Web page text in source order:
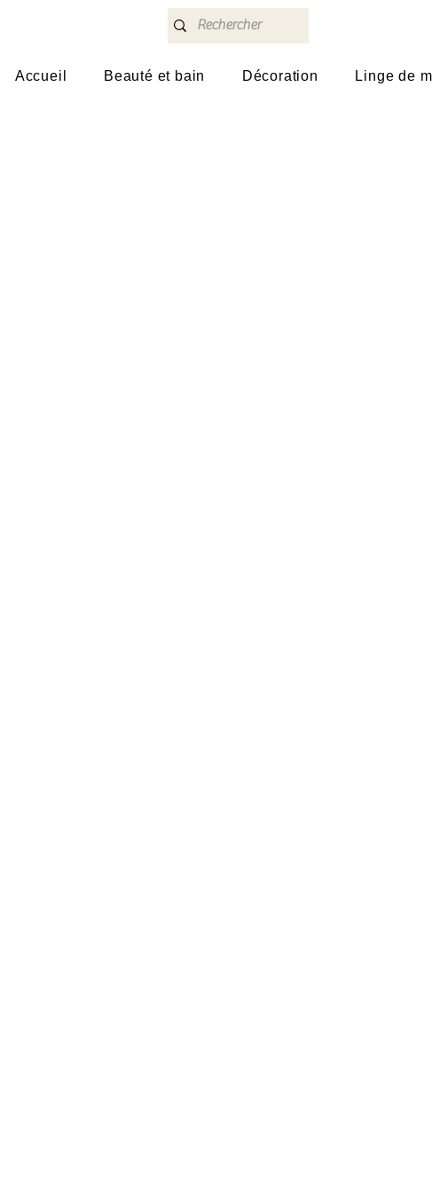
Accueil Beauté et bain Décoration Linge de